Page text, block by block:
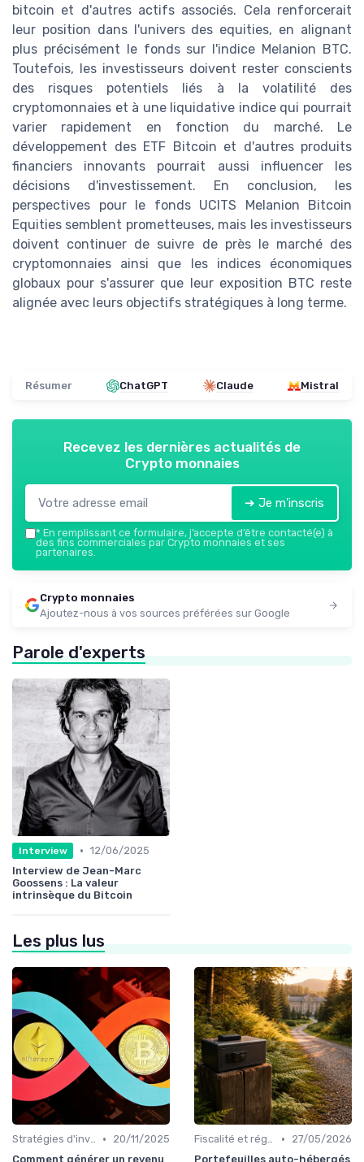
bitcoin et d'autres actifs associés. Cela renforcerait
leur position dans l'univers des equities, en alignant
plus précisément le fonds sur l'indice Melanion BTC.
Toutefois, les investisseurs doivent rester conscients
des risques potentiels liés à la volatilité des
cryptomonnaies et à une liquidative indice qui pourrait
varier rapidement en fonction du marché. Le
développement des ETF Bitcoin et d'autres produits
financiers innovants pourrait aussi influencer les
décisions d'investissement. En conclusion, les
perspectives pour le fonds UCITS Melanion Bitcoin
Equities semblent prometteuses, mais les investisseurs
doivent continuer de suivre de près le marché des
cryptomonnaies ainsi que les indices économiques
globaux pour s'assurer que leur exposition BTC reste
alignée avec leurs objectifs stratégiques à long terme.
Résumer ChatGPT Claude Mistral
Recevez les dernières actualités de
Crypto monnaies
➔ Je m'inscris
* En remplissant ce formulaire, j’accepte d’être contacté(e) à
des fins commerciales par Crypto monnaies et ses
partenaires.
Crypto monnaies
Ajoutez-nous à vos sources préférées sur Google
Parole d'experts
Interview • 12/06/2025
Interview de Jean-Marc
Goossens : La valeur
intrinsèque du Bitcoin
Les plus lus
Stratégies d'investissement •
20/11/2025
Comment générer un revenu
Fiscalité et réglementation •
27/05/2026
Portefeuilles auto-hébergés